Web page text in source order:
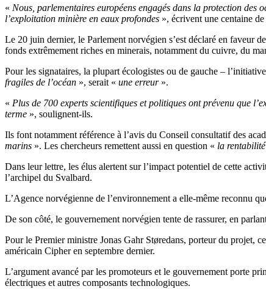
« Nous, parlementaires européens engagés dans la protection
l’exploitation minière en eaux profondes », écrivent une centaine
Le 20 juin dernier, le Parlement norvégien s’est déclaré en faveur
fonds extrêmement riches en minerais, notamment du cuivre, du
Pour les signataires, la plupart écologistes ou de gauche –
fragiles de l’océan », serait « une erreur».
« Plus de 700 experts scientifiques et politiques ont prévenu que
terme », soulignent-ils.
Ils font notamment référence à l’avis du Conseil consultatif des
marins ». Les chercheurs remettent aussi en question « la
Dans leur lettre, les élus alertent sur l’impact potentiel de cette
l’archipel du Svalbard.
L’Agence norvégienne de l’environnement a elle-même reconnu
De son côté, le gouvernement norvégien tente de rassurer, en
Pour le Premier ministre Jonas Gahr Støredans, porteur du projet,
américain Cipher en septembre dernier.
L’argument avancé par les promoteurs et le gouvernement porte
électriques et autres composants technologiques.